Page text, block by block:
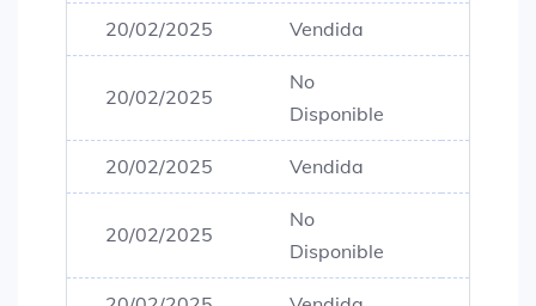
20/02/2025 Vendida
20/02/2025
No
Disponible
20/02/2025 Vendida
20/02/2025
No
Disponible